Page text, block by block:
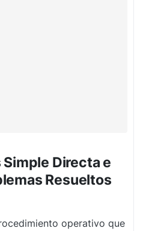
Simple Directa e
Resueltos
operativo que